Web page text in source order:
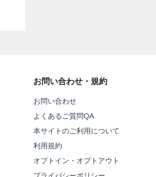
お問い合わせ・規約
お問い合わせ
よくあるご質問QA
本サイトのご利用について
利用規約
オプトイン・オプトアウト